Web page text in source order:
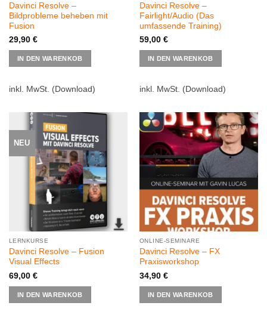
Davinci Resolve –
Bildprobleme beheben mit
Fusion
29,90 €
IN DEN WARENKOB
inkl. MwSt. (Download)
Davinci Resolve –
Fairlight/Audio (Das
umfassende Training)
59,00 €
IN DEN WARENKOB
auf.
Die
Optionen
können
auf
gewählt
werden
inkl. MwSt. (Download)
NEU
LERNKURSE
Davinci Resolve – Fusion
Visual Effects
69,00 €
IN DEN WARENKOB
ONLINE-SEMINARE
Davinci Resolve – FX
Praxisworkshop
34,90 €
IN DEN WARENKOB